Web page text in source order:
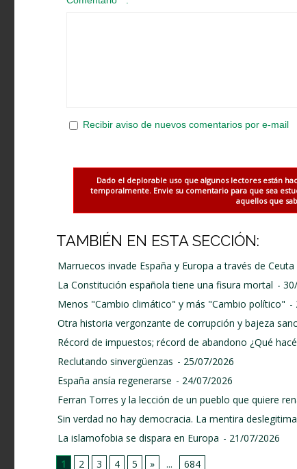
Recibir aviso de nuevos comentarios por e-mail
Dado el deplorable uso que algunos lectores están
temporalmente. Envie su comentario para que sea
aquellos que
TAMBIÉN EN ESTA SECCIÓN:
Marruecos invade España y Europa a través de Ceuta
La Constitución española tiene una fisura mortal -
Menos "Cambio climático" y más "Cambio político" -
Otra historia vergonzante de corrupción y bajeza
Récord de impuestos; récord de abandono ¿Qué
Reclutando sinvergüenzas - 25/07/2026
España ansía regenerarse - 24/07/2026
Ferran Torres y la lección de un pueblo que quiere
Sin verdad no hay democracia. La mentira
La islamofobia se dispara en Europa - 21/07/2026
1
2 3 4 5 » ... 684